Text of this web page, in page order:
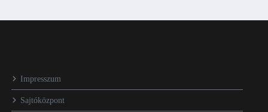
Impresszum
Sajtóközpont